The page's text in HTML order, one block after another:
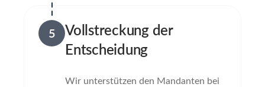
5
Vollstreckung der
Entscheidung
Wir unterstützen den Mandanten bei